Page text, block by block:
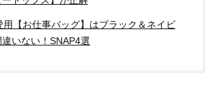
用【お仕事バッグ】はブラック＆ネイビ
いない！SNAP4選